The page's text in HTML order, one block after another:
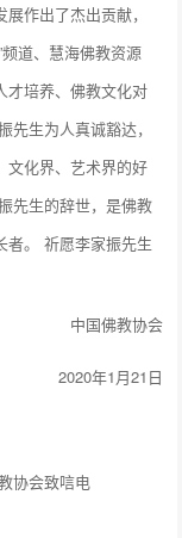
作出了杰出贡献，
道、慧海佛教资源
才培养、佛教文化对
生为人真诚豁达，
文化界、艺术界的好
先生的辞世，是佛教
者。 祈愿李家振先生
中国佛教协会
2020年1月21日